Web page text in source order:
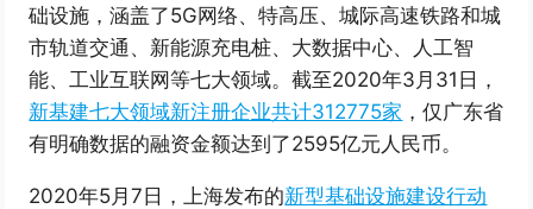
础设施，涵盖了5G网络、特高压、城际高速铁路和城
市轨道交通、新能源充电桩、大数据中心、人工智
能、工业互联网等七大领域。截至2020年3月31日，
新基建七大领域新注册企业共计312775家 ，仅广东省
有明确数据的融资金额达到了2595亿元人民币。
2020年5月7日，上海发布的新型基础设施建设行动